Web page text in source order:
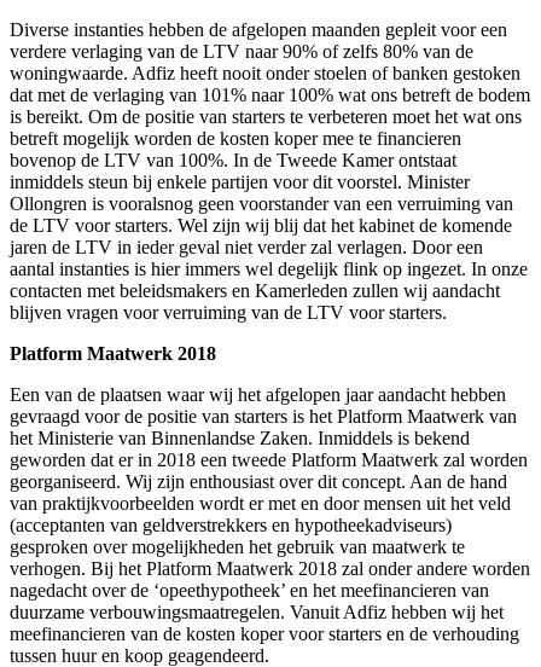
Diverse instanties hebben de afgelopen maanden gepleit voor een
verdere verlaging van de LTV naar 90% of zelfs 80% van de
woningwaarde. Adfiz heeft nooit onder stoelen of banken gestoken
dat met de verlaging van 101% naar 100% wat ons betreft de bodem
is bereikt. Om de positie van starters te verbeteren moet het wat ons
betreft mogelijk worden de kosten koper mee te financieren
bovenop de LTV van 100%. In de Tweede Kamer ontstaat
inmiddels steun bij enkele partijen voor dit voorstel. Minister
Ollongren is vooralsnog geen voorstander van een verruiming van
de LTV voor starters. Wel zijn wij blij dat het kabinet de komende
jaren de LTV in ieder geval niet verder zal verlagen. Door een
aantal instanties is hier immers wel degelijk flink op ingezet. In onze
contacten met beleidsmakers en Kamerleden zullen wij aandacht
blijven vragen voor verruiming van de LTV voor starters.
Platform Maatwerk 2018
Een van de plaatsen waar wij het afgelopen jaar aandacht hebben
gevraagd voor de positie van starters is het Platform Maatwerk van
het Ministerie van Binnenlandse Zaken. Inmiddels is bekend
geworden dat er in 2018 een tweede Platform Maatwerk zal worden
georganiseerd. Wij zijn enthousiast over dit concept. Aan de hand
van praktijkvoorbeelden wordt er met en door mensen uit het veld
(acceptanten van geldverstrekkers en hypotheekadviseurs)
gesproken over mogelijkheden het gebruik van maatwerk te
verhogen. Bij het Platform Maatwerk 2018 zal onder andere worden
nagedacht over de ‘opeethypotheek’ en het meefinancieren van
duurzame verbouwingsmaatregelen. Vanuit Adfiz hebben wij het
meefinancieren van de kosten koper voor starters en de verhouding
tussen huur en koop geagendeerd.